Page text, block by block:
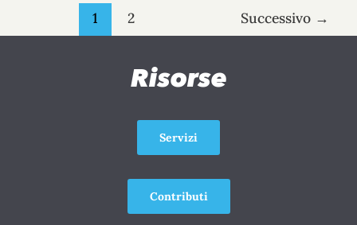
1 2 Successivo →
Risorse
Servizi
Contributi